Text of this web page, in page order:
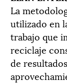
La
utilizado en
trabajo que
reciclaje
de